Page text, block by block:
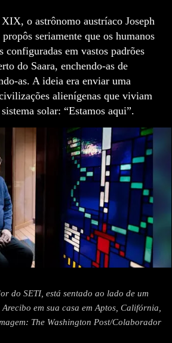
e uma infecção bacteriana
Os médicos descobriram que ele
Dean tinha os mesmos advogados
o astrônomo austríaco Joseph
seriamente que os humanos
configuradas em vastos padrões
do Saara, enchendo-as de
as. A ideia era enviar uma
alienígenas que viviam
solar: “Estamos aqui”.
do SETI, está sentado ao lado de um
em sua casa em Aptos, Califórnia,
The Washington Post/Colaborador